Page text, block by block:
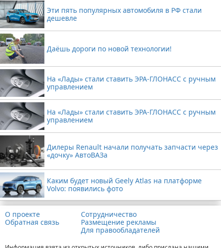
Эти пять популярных автомобиля в РФ стали
дешевле
Даёшь дороги по новой технологии!
На «Лады» стали ставить ЭРА-ГЛОНАСС с ручным
управлением
На «Лады» стали ставить ЭРА-ГЛОНАСС с ручным
управлением
Дилеры Renault начали получать запчасти через
«дочку» АвтоВАЗа
Каким будет новый Geely Atlas на платформе
Volvo: появились фото
О проекте
Обратная связь
Сотрудничество
Размещение рекламы
Для правообладателей